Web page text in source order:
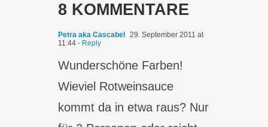
8 KOMMENTARE
Petra aka Cascabel
29. September 2011 at
11:44 - Reply
Wunderschöne Farben!
Wieviel Rotweinsauce
kommt da in etwa raus? Nur